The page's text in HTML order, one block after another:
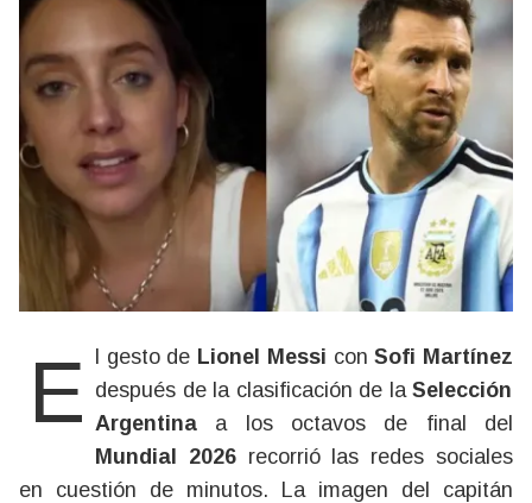
El gesto de Lionel Messi conSofi Martínez
después de la clasificación de laSelección
Argentina a los octavos de final del
Mundial 2026recorrió las redes sociales
en cuestión de minutos. La imagen del capitán